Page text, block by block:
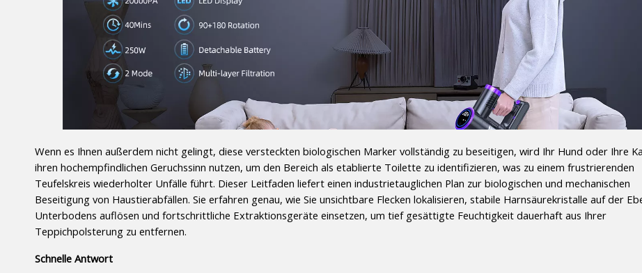
Wenn es Ihnen außerdem nicht gelingt, diese versteckten biologischen Marker vollständig zu beseitigen, wird Ihr Hund oder Ihre
ihren hochempfindlichen Geruchssinn nutzen, um den Bereich als etablierte Toilette zu identifizieren, was zu einem frustrierenden
Teufelskreis wiederholter Unfälle führt. Dieser Leitfaden liefert einen industrietauglichen Plan zur biologischen und mechanischen
Beseitigung von Haustierabfällen. Sie erfahren genau, wie Sie unsichtbare Flecken lokalisieren, stabile Harnsäurekristalle auf der
Unterbodens auflösen und fortschrittliche Extraktionsgeräte einsetzen, um tief gesättigte Feuchtigkeit dauerhaft aus Ihrer
Teppichpolsterung zu entfernen.
Schnelle Antwort